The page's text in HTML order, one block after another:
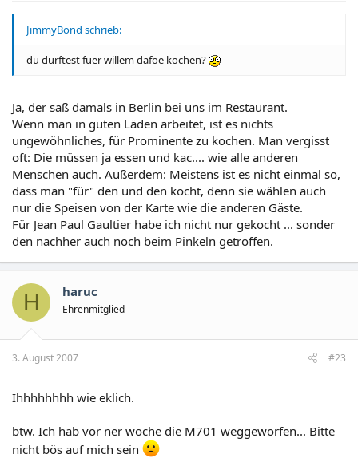
JimmyBond schrieb:
du durftest fuer willem dafoe kochen?
Ja, der saß damals in Berlin bei uns im Restaurant.
Wenn man in guten Läden arbeitet, ist es nichts
ungewöhnliches, für Prominente zu kochen. Man vergisst
oft: Die müssen ja essen und kac.... wie alle anderen
Menschen auch. Außerdem: Meistens ist es nicht einmal so,
dass man "für" den und den kocht, denn sie wählen auch
nur die Speisen von der Karte wie die anderen Gäste.
Für Jean Paul Gaultier habe ich nicht nur gekocht ... sonder
den nachher auch noch beim Pinkeln getroffen.
H haruc
Ehrenmitglied
3. August 2007 #23
Ihhhhhhhh wie eklich.
btw. Ich hab vor ner woche die M701 weggeworfen... Bitte
nicht bös auf mich sein